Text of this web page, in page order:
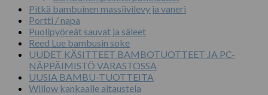
Pitkä bambuinen massiivilevy ja vaneri
Portti / napa
Puolipyöreät sauvat ja säleet
Reed Lue bambusin soke
UUDET KÄSITTEET BAMBOTUOTTEET JA PC-
NÄPPÄIMISTÖ VARASTOSSA
UUSIA BAMBU-TUOTTEITA
Willow kankaalle aitaustela